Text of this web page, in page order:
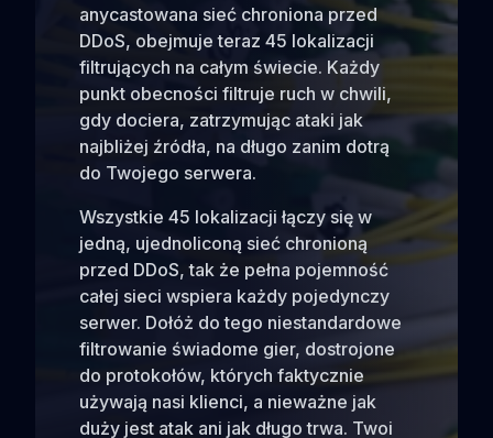
anycastowana sieć chroniona przed
DDoS, obejmuje teraz 45 lokalizacji
filtrujących na całym świecie. Każdy
punkt obecności filtruje ruch w chwili,
gdy dociera, zatrzymując ataki jak
najbliżej źródła, na długo zanim dotrą
do Twojego serwera.
Wszystkie 45 lokalizacji łączy się w
jedną, ujednoliconą sieć chronioną
przed DDoS, tak że pełna pojemność
całej sieci wspiera każdy pojedynczy
serwer. Dołóż do tego niestandardowe
filtrowanie świadome gier, dostrojone
do protokołów, których faktycznie
używają nasi klienci, a nieważne jak
duży jest atak ani jak długo trwa. Twoi